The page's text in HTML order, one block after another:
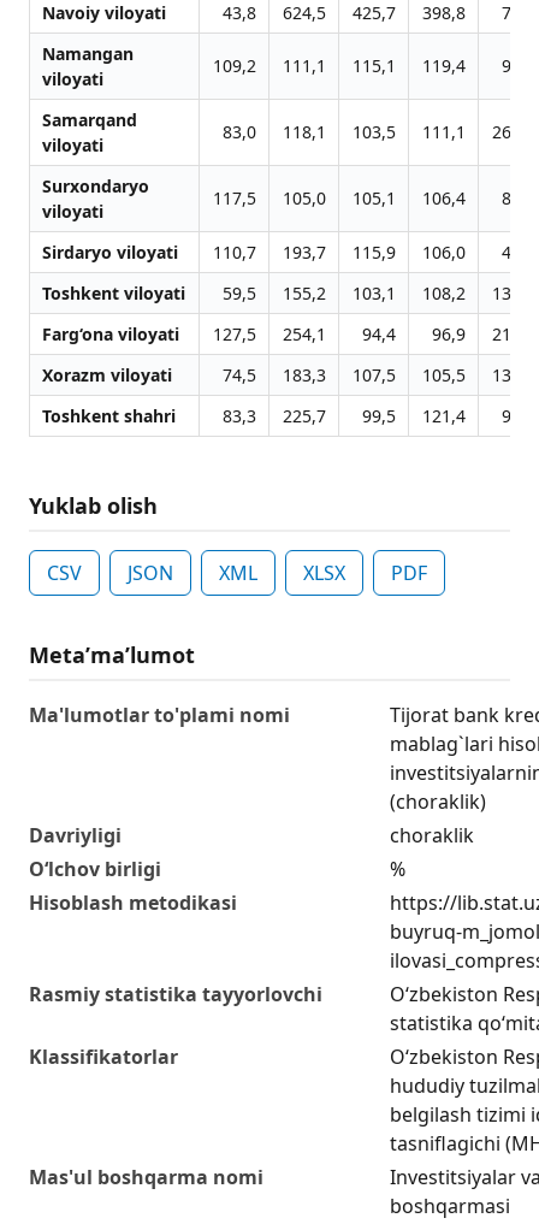
Navoiy viloyati 43,8 624,5 425,7 398,8
72,0
Namangan
viloyati
109,2 111,1 115,1 119,4 92,5
Samarqand
viloyati
83,0 118,1 103,5 111,1 265,2
Surxondaryo
viloyati
117,5 105,0 105,1 106,4 89,9
Sirdaryo viloyati 110,7 193,7 115,9 106,0
44,4
Toshkent viloyati
59,5 155,2 103,1 108,2
135,4
Farg‘ona viloyati
127,5 254,1 94,4 96,9
217,2
Xorazm viloyati
74,5 183,3 107,5 105,5
131,0
Toshkent shahri
83,3 225,7 99,5 121,4 95,0
Yuklab olish
CSV JSON XML XLSX PDF
Metaʼmaʼlumot
Ma'lumotlar to'plami nomi
Tijorat bank
mablag`lari
(choraklik)
Davriyligi
choraklik
O‘lchov birligi
%
Hisoblash metodikasi
https://
buyruq-
Rasmiy statistika tayyorlovchi
O‘zbekiston
statistika
Klassifikatorlar
O‘zbekiston
hududiy
belgilash tizimi
tasniflagichi
Mas'ul boshqarma nomi
Investitsiyalar
boshqarmasi